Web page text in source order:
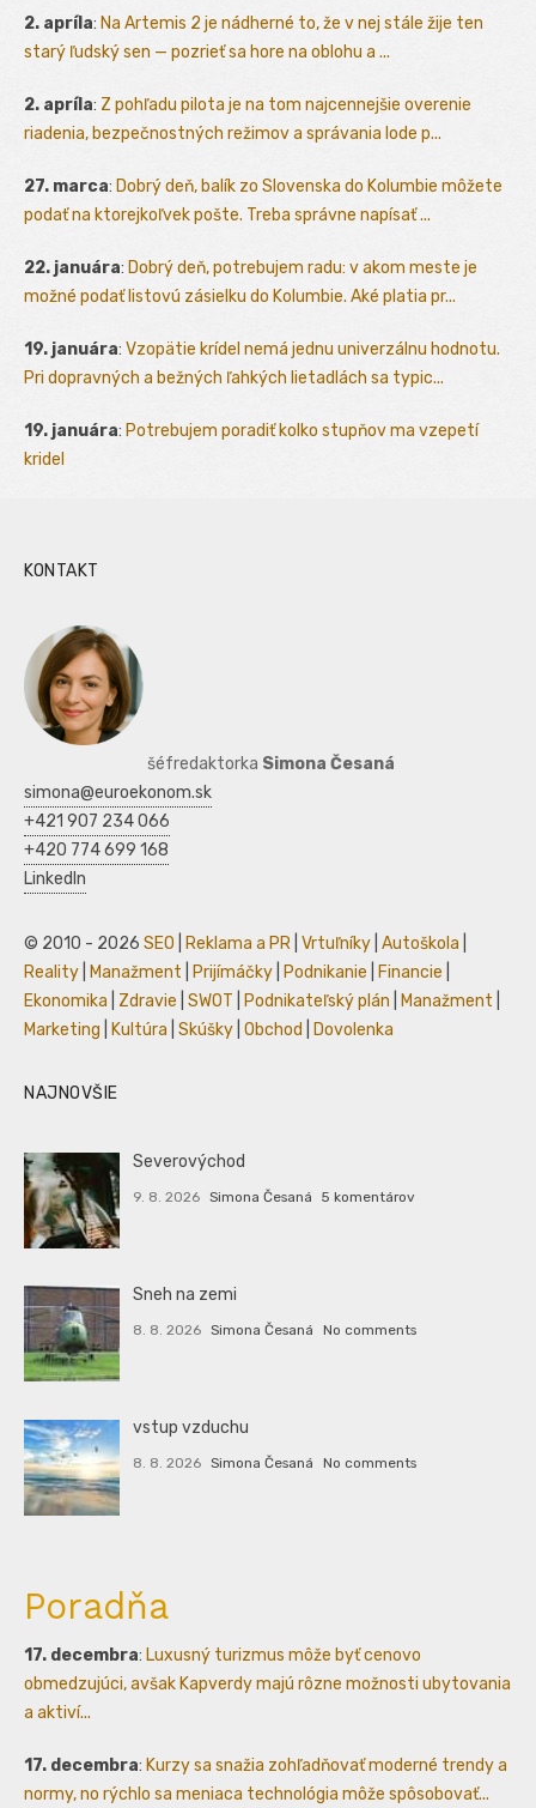
2. apríla: Na Artemis 2 je nádherné to, že v nej stále žije ten
starý ľudský sen — pozrieť sa hore na oblohu a ...
2. apríla: Z pohľadu pilota je na tom najcennejšie overenie
riadenia, bezpečnostných režimov a správania lode p...
27. marca: Dobrý deň, balík zo Slovenska do Kolumbie môžete
podať na ktorejkoľvek pošte. Treba správne napísať ...
22. januára: Dobrý deň, potrebujem radu: v akom meste je
možné podať listovú zásielku do Kolumbie. Aké platia pr...
19. januára: Vzopätie krídel nemá jednu univerzálnu hodnotu.
Pri dopravných a bežných ľahkých lietadlách sa typic...
19. januára: Potrebujem poradiť kolko stupňov ma vzepetí
kridel
KONTAKT
šéfredaktorka Simona Česaná
simona@euroekonom.sk
+421 907 234 066
+420 774 699 168
LinkedIn
© 2010 - 2026 SEO Reklama a PR Vrtuľníky Autoškola
Reality
Manažment Prijímáčky Podnikanie Financie
Ekonomika
Zdravie SWOT Podnikateľský plán Manažment
Marketing
Kultúra Skúšky Obchod Dovolenka
NAJNOVŠIE
Severovýchod
9. 8. 2026 Simona Česaná 5 komentárov
Sneh na zemi
8. 8. 2026 Simona Česaná No comments
vstup vzduchu
8. 8. 2026 Simona Česaná No comments
Poradňa
17. decembra: Luxusný turizmus môže byť cenovo
obmedzujúci, avšak Kapverdy majú rôzne možnosti ubytovania
a aktiví...
17. decembra: Kurzy sa snažia zohľadňovať moderné trendy a
normy, no rýchlo sa meniaca technológia môže spôsobovať...